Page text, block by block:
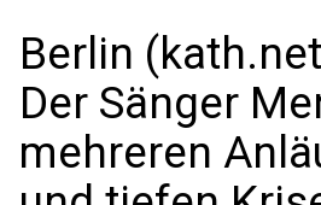
Berlin
Der Sänger
mehreren